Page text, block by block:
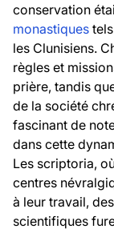
conservation
monastiques
les Clunisiens.
règles et
prière, tandis
de la société
fascinant de
dans cette
Les scriptoria,
centres
à leur travail,
scientifiques